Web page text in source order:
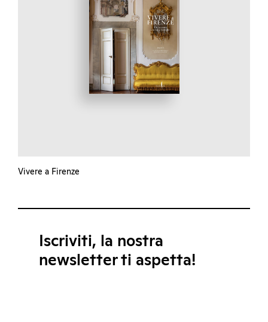
Vivere a Firenze
Iscriviti, la nostra
newsletter ti aspetta!